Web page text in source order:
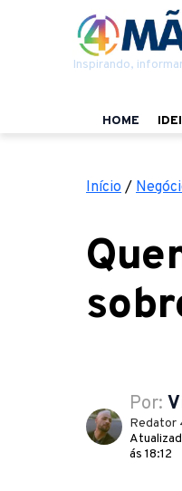
Inspirando,
HOME
Início /
Por:
Redator
ás 18:12